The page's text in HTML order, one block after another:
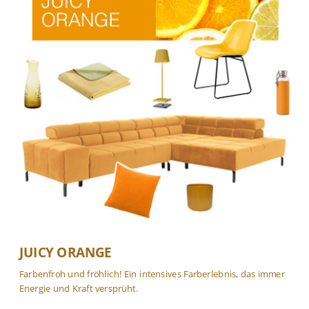
JUICY ORANGE
Farbenfroh und fröhlich! Ein intensives Farberlebnis, das immer
Energie und Kraft versprüht.